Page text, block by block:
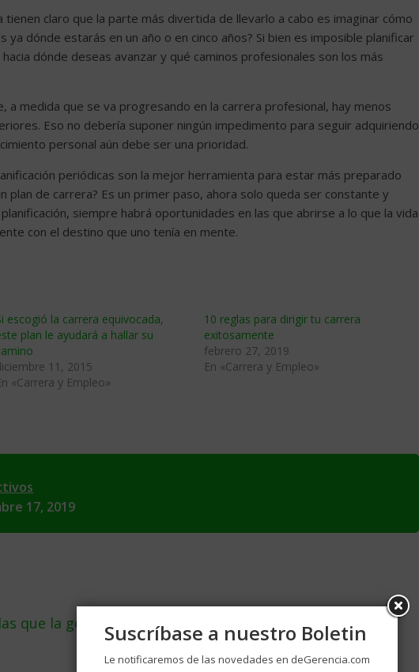
claro que la parte más divertida de llevarlo a cabo es imaginar cómo
dónde estarás en un año o en cinco años? Si bien es imposible planificar
dónde deseas avanzar y qué caminos profesionales son los más
a medida que se va progresando en la carrera profesional, hay menos
Eso no debería suponer ningún impedimento para seguir adquiriendo
personal aún debe ser una prioridad.
periódicas son la mejor herramienta para estar más preparado
plan de carrera? Es un primer paso, ahora solo queda ser constante y
siempre habrá oportunidades en las que abrirse a lo que la vida
con el destino que uno tenía en mente.
escogió la carrera equivocada,
plan le ayudará a hallar su
11, 2015
«Carrera y Empleo»
10 reglas para dirigir tu carrera
exitosamente
febrero 27, 2019
En «Carrera y Empleo»
17, 2019
que la gente hace donaciones de caridad
Suscríbase a nuestro Boletin
Le notificaremos de las novedades en deGerencia.com